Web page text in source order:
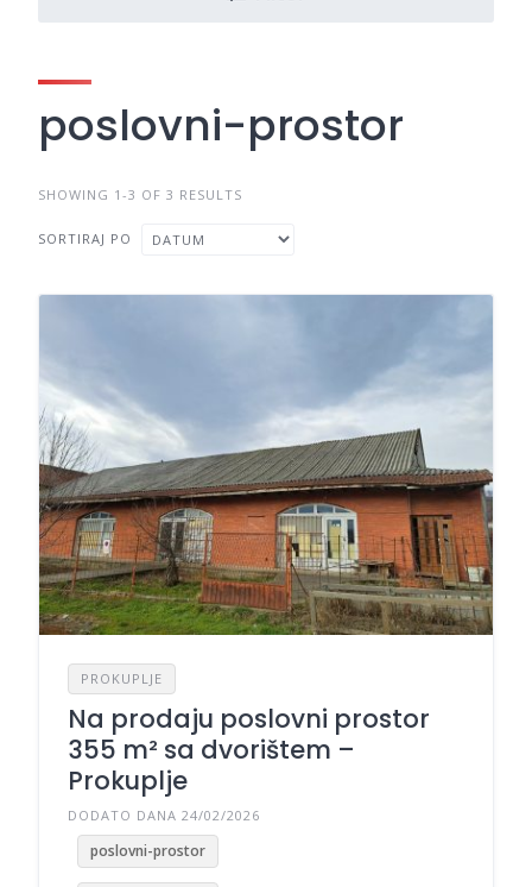
poslovni-prostor
SHOWING 1-3 OF 3 RESULTS
SORTIRAJ PO
PROKUPLJE
Na prodaju poslovni prostor
355 m² sa dvorištem –
Prokuplje
DODATO DANA 24/02/2026
poslovni-prostor